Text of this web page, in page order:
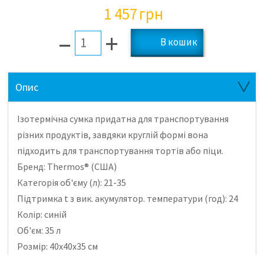
1 457грн
– +
Опис
Ізотермічна сумка придатна для транспортування
різних продуктів, завдяки круглій формі вона
підходить для транспортування тортів або піци.
Бренд: Thermos® (США)
Категорія об'єму (л): 21-35
Підтримка t з вик.акумулятор. температури (год): 24
Колір: синій
Об'єм: 35 л
Розмір: 40х40х35 см